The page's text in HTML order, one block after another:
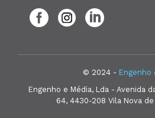
© 2024 - Engenho
Engenho e Média, Lda - Avenida
64, 4430-208 Vila Nova de